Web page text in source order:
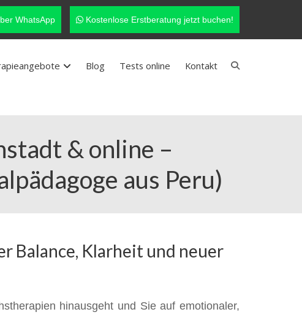
WhatsApp Kostenlose Erstberatung jetzt buchen!
Blog Tests online Kontakt
& online –
aus Peru)
Balance, Klarheit und neuer
hinausgeht und Sie auf emotionaler,